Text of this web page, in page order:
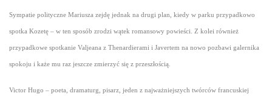
Sympatie polityczne Mariusza zejdę jednak na drugi plan, kiedy w parku przypadkowo
spotka Kozetę – w ten sposób zrodzi wątek romansowy powieści. Z kolei również
przypadkowe spotkanie Valjeana z Thenardierami i Javertem na nowo pozbawi galernika
spokoju i każe mu raz jeszcze zmierzyć się z przeszłością.
Victor Hugo – poeta, dramaturg, pisarz, jeden z najważniejszych twórców francuskiej